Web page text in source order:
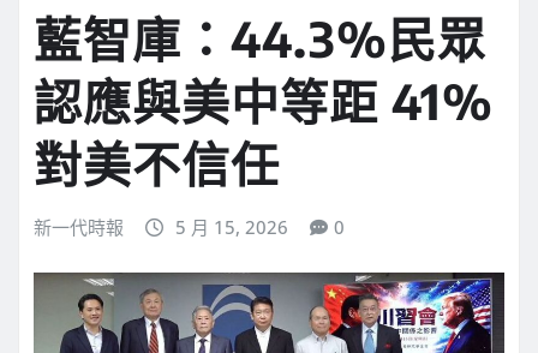
藍智庫：44.3%民眾
認應與美中等距 41%
對美不信任
新一代時報 5 月 15, 2026 0